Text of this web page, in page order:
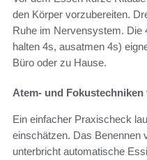
den Körper vorzubereiten.
Ruhe im Nervensystem. Die
halten 4s, ausatmen 4s)
Büro oder zu Hause.
Atem- und Fokustechniken
Ein einfacher Praxischeck
einschätzen. Das Benennen
unterbricht automatische